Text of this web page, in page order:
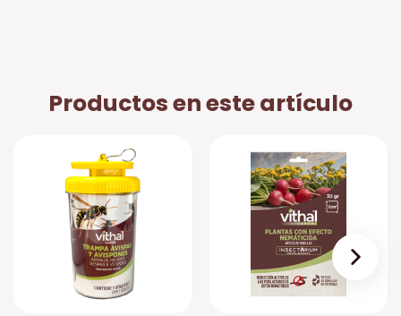
Productos en este artículo
›